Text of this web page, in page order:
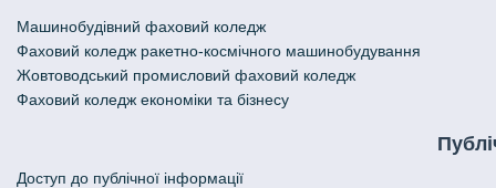
Машинобудівний фаховий коледж
Фаховий коледж ракетно-космічного машинобудування
Жовтоводський промисловий фаховий коледж
Фаховий коледж економіки та бізнесу
Доступ до публічної інформації